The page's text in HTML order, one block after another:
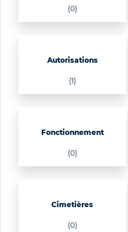
(0)
Autorisations
(1)
Fonctionnement
(0)
Cimetières
(0)